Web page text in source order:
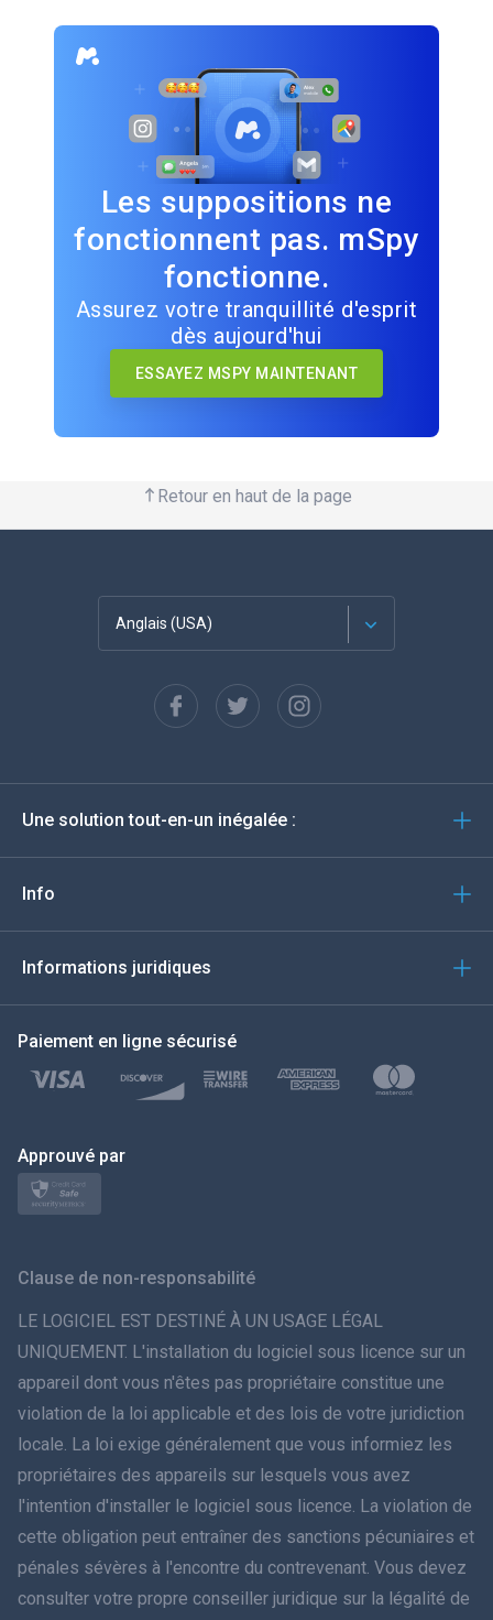
Les suppositions ne
fonctionnent pas. mSpy
fonctionne.
Assurez votre tranquillité d'esprit
dès aujourd'hui
ESSAYEZ MSPY MAINTENANT
Retour en haut de la page
Anglais (USA)
Espagnol
Deutsch
Türkçe
Polski
日本
ภาษาไทย
Dansk
हिंदी
עברית
Une solution tout-en-un inégalée :
Info
Informations juridiques
Paiement en ligne sécurisé
Approuvé par
Clause de non-responsabilité
LE LOGICIEL EST DESTINÉ À UN USAGE LÉGAL
UNIQUEMENT. L'installation du logiciel sous licence sur un
appareil dont vous n'êtes pas propriétaire constitue une
violation de la loi applicable et des lois de votre juridiction
locale. La loi exige généralement que vous informiez les
propriétaires des appareils sur lesquels vous avez
l'intention d'installer le logiciel sous licence. La violation de
cette obligation peut entraîner des sanctions pécuniaires et
pénales sévères à l'encontre du contrevenant. Vous devez
consulter votre propre conseiller juridique sur la légalité de